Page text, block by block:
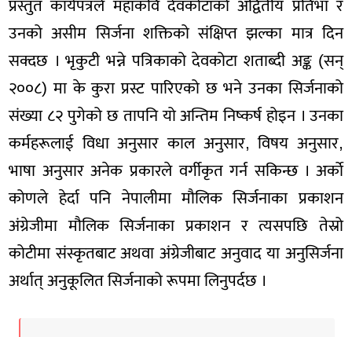
प्रस्तुत कार्यपत्रले महाकवि देवकोटाको अद्वितीय प्रतिभा र
उनको असीम सिर्जना शक्तिको संक्षिप्त झल्का मात्र दिन
सक्दछ । भृकुटी भन्ने पत्रिकाको देवकोटा शताब्दी अङ्क (सन्
२००८) मा के कुरा प्रस्ट पारिएको छ भने उनका सिर्जनाको
संख्या ८२ पुगेको छ तापनि यो अन्तिम निष्कर्ष होइन । उनका
कर्महरूलाई विधा अनुसार काल अनुसार, विषय अनुसार,
भाषा अनुसार अनेक प्रकारले वर्गीकृत गर्न सकिन्छ । अर्काे
कोणले हेर्दा पनि नेपालीमा मौलिक सिर्जनाका प्रकाशन
अंग्रेजीमा मौलिक सिर्जनाका प्रकाशन र त्यसपछि तेस्रो
कोटीमा संस्कृतबाट अथवा अंग्रेजीबाट अनुवाद या अनुसिर्जना
अर्थात् अनुकूलित सिर्जनाको रूपमा लिनुपर्दछ ।